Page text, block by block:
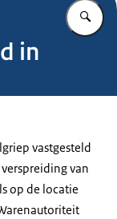
in
vastgesteld
van
op de locatie